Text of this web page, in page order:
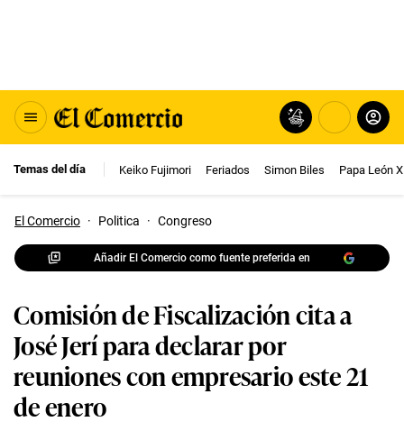
Temas del día Keiko Fujimori Feriados Simon Biles Papa León
El Comercio · Politica · Congreso
Añadir El Comercio como fuente preferida en
Comisión de Fiscalización cita a
José Jerí para declarar por
reuniones con empresario este 21
de enero